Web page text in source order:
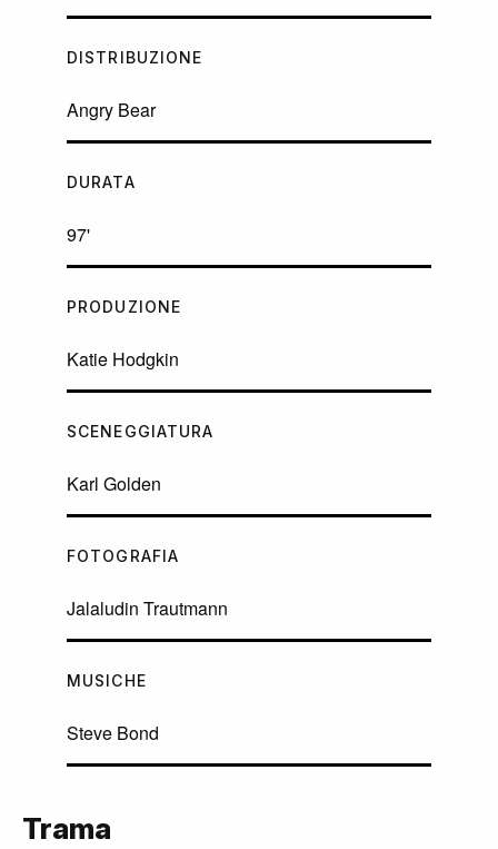
DISTRIBUZIONE
Angry Bear
DURATA
97'
PRODUZIONE
Katie Hodgkin
SCENEGGIATURA
Karl Golden
FOTOGRAFIA
Jalaludin Trautmann
MUSICHE
Steve Bond
Trama